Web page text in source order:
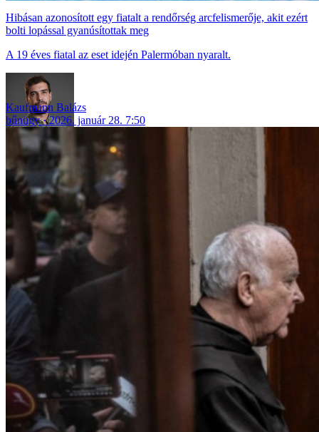
Hibásan azonosított egy fiatalt a rendőrség arcfelismerője, akit ezért
bolti lopással gyanúsítottak meg
A 19 éves fiatal az eset idején Palermóban nyaralt.
Kaufmann Balázs
bűnügy
2026. január 28. 7:50